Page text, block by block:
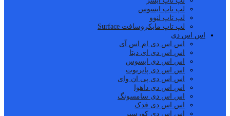
لپ تاپ ایسوس
لپ تاپ لنوو
لپ تاپ مایکروسافت Surface
اس اس دی
اس اس دی ام اس آی
اس اس دی ای دیتا
اس اس دی ایسوس
اس اس دی پاتریوت
اس اس دی پی ان وای
اس اس دی داهوا
اس اس دی سامسونگ
اس اس دی فدک
اس اس دی کورسیر